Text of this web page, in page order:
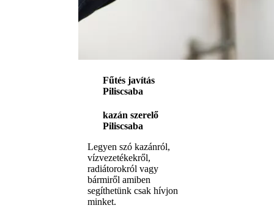
Fűtés javítás
Piliscsaba
kazán szerelő
Piliscsaba
Legyen szó kazánról,
vízvezetékekről,
radiátorokról vagy
bármiről amiben
segíthetünk csak hívjon
minket.